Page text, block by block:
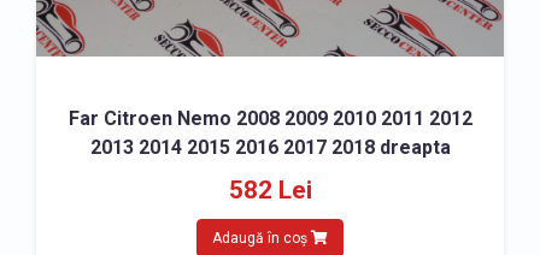
Far Citroen Nemo 2008 2009 2010 2011 2012
2013 2014 2015 2016 2017 2018 dreapta
582 Lei
Adaugă în coș